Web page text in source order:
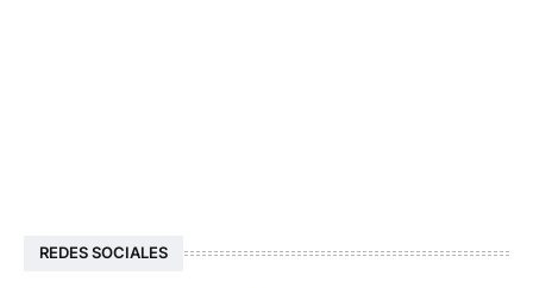
REDES SOCIALES